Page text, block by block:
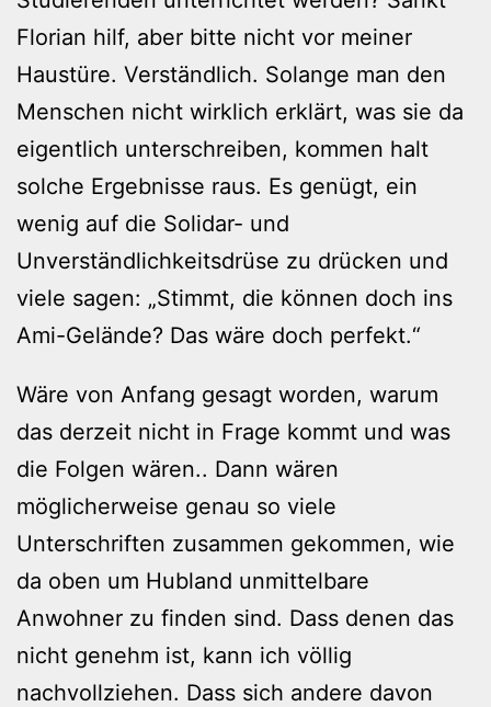
Florian hilf, aber bitte nicht vor meiner
Haustüre. Verständlich. Solange man den
Menschen nicht wirklich erklärt, was sie da
eigentlich unterschreiben, kommen halt
solche Ergebnisse raus. Es genügt, ein
wenig auf die Solidar- und
Unverständlichkeitsdrüse zu drücken und
viele sagen: „Stimmt, die können doch ins
Ami-Gelände? Das wäre doch perfekt.“
Wäre von Anfang gesagt worden, warum
das derzeit nicht in Frage kommt und was
die Folgen wären.. Dann wären
möglicherweise genau so viele
Unterschriften zusammen gekommen, wie
da oben um Hubland unmittelbare
Anwohner zu finden sind. Dass denen das
nicht genehm ist, kann ich völlig
nachvollziehen. Dass sich andere davon